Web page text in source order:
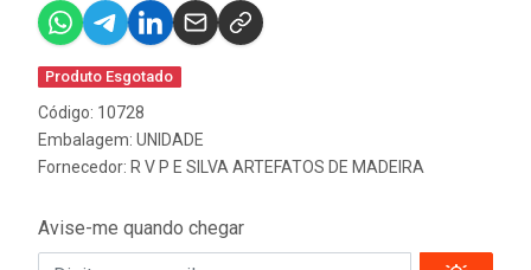
Produto Esgotado
Código: 10728
Embalagem: UNIDADE
Fornecedor: R V P E SILVA ARTEFATOS DE MADEIRA
Avise-me quando chegar